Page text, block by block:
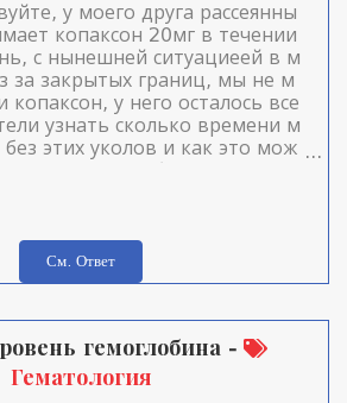
у моего друга рассеянны
копаксон 20мг в течении
с нынешней ситуациеей в м
за закрытых границ, мы не м
у него осталось все
узнать сколько времени м
этих уколов и как это мож
Спасибо.
См. Ответ
гемоглобина -
Гематология